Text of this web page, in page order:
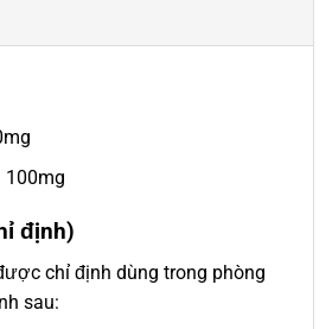
100mg
định)
chỉ định dùng trong phòng
sau: